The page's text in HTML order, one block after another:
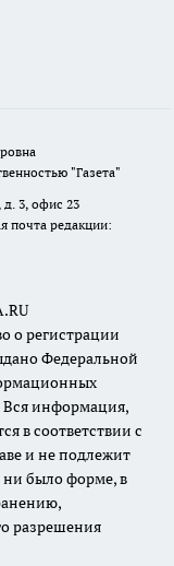
"Газета"
д. 3, офис 23
почта редакции:
о регистрации
Федеральной
информация,
в соответствии с
и не подлежит
было форме, в
разрешения